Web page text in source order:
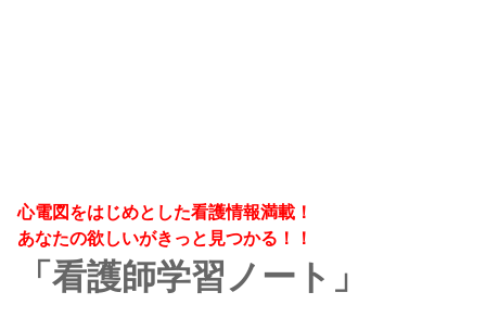
心電図をはじめとした看護情報満載！
あなたの欲しいがきっと見つかる！！
「看護師学習ノート」